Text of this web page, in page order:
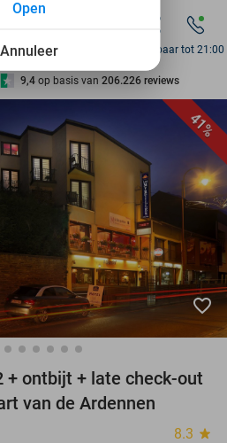
per week beschikbaar
10+ miljoen leden
9,4 op basis van 206.226 reviews
per week beschikbaar
10+ miljoen leden
Bereikbaar tot 21:00
41%
favorite_border
+ ontbijt + late check-out
van de Ardennen
8.3 star
Annuleer
Open